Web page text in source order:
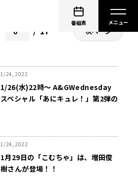
番組表
17 次ページ
1/24, 2022
1/26(水)22時～ A&GWednesday
スペシャル「あにキュレ！」第2弾の
1/24, 2022
1月29日の「こむちゃ」は、増田俊
樹さんが登場！！